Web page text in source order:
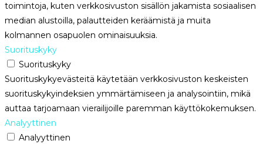
toimintoja, kuten verkkosivuston sisällön jakamista sosiaalisen
median alustoilla, palautteiden keräämistä ja muita
kolmannen osapuolen ominaisuuksia.
Suorituskyky
Suorituskyky
Suorituskykyevästeitä käytetään verkkosivuston keskeisten
suorituskykyindeksien ymmärtämiseen ja analysointiin, mikä
auttaa tarjoamaan vierailijoille paremman käyttökokemuksen.
Analyyttinen
Analyyttinen